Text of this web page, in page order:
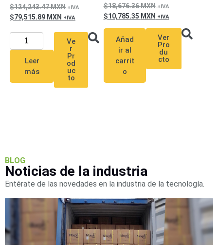
AccesoriosAlmacenamiento
NAS /
SAN /
eSATA
Discos
Mecánicos
Memorias
Sólido
(SSD)
EPCOM
HIKVISION HoneywellWisenet
124,243.47MXN
79,515.89 MXN
Leer
más
Ve
r
Pr
od
uc
to
18,676.36MXN
10,785.35 MXN
Añad
ir al
carrit
o
Ver
Pro
du
cto
BLOG
Noticias de la industria
Entérate de las novedades en la industria de la tecnología.